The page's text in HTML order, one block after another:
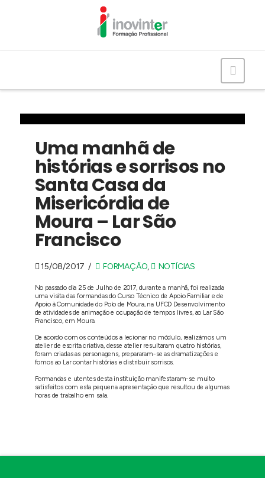
Uma manhã de
histórias e sorrisos no
Santa Casa da
Misericórdia de
Moura – Lar São
Francisco
15/08/2017 FORMAÇÃO, NOTÍCIAS
No passado dia 25 de Julho de 2017, durante a manhã, foi realizada
uma visita das formandas do Curso Técnico de Apoio Familiar e de
Apoio à Comunidade do Polo de Moura, na UFCD Desenvolvimento
de atividades de animação e ocupação de tempos livres, ao Lar São
Francisco, em Moura.
De acordo com os conteúdos a lecionar no módulo, realizámos um
atelier de escrita criativa, desse atelier resultaram quatro histórias,
foram criadas as personagens, prepararam-se as dramatizações e
fomos ao Lar contar histórias e distribuir sorrisos.
Formandas e utentes desta instituição manifestaram-se muito
satisfeitos com esta pequena apresentação que resultou de algumas
horas de trabalho em sala.